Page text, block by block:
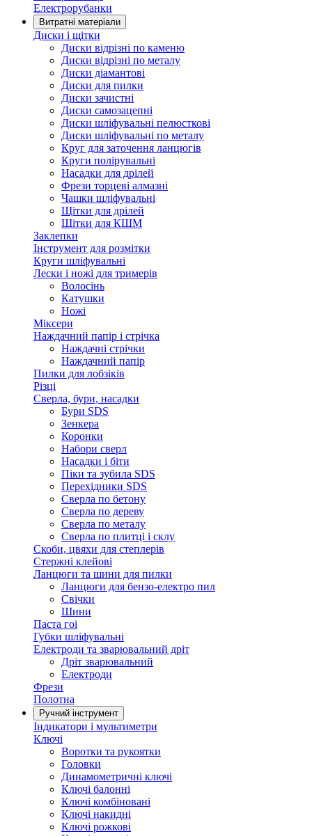
Електрорубанки
Витратні матеріали
Диски і щітки
Диски відрізні по каменю
Диски відрізні по металу
Диски діамантові
Диски для пилки
Диски зачистні
Диски самозацепні
Диски шліфувальні пелюсткові
Диски шліфувальні по металу
Круг для заточення ланцюгів
Круги полірувальні
Насадки для дрілей
Фрези торцеві алмазні
Чашки шліфувальні
Щітки для дрілей
Щітки для КШМ
Заклепки
Інструмент для розмітки
Круги шліфувальні
Лески і ножі для тримерів
Волосінь
Катушки
Ножі
Міксери
Наждачний папір і стрічка
Наждачні стрічки
Наждачний папір
Пилки для лобзіків
Різці
Сверла, бури, насадки
Бури SDS
Зенкера
Коронки
Набори сверл
Насадки і біти
Піки та зубила SDS
Перехідники SDS
Сверла по бетону
Сверла по дереву
Сверла по металу
Сверла по плитці і склу
Скоби, цвяхи для степлерів
Стержні клейові
Ланцюги та шини для пилки
Ланцюги для бензо-електро пил
Свічки
Шини
Паста гоі
Губки шліфувальні
Електроди та зварювальний дріт
Дріт зварювальний
Електроди
Фрези
Полотна
Ручний інструмент
Індикатори і мультиметри
Ключі
Воротки та рукоятки
Головки
Динамометричні ключі
Ключі балонні
Ключі комбіновані
Ключі накидні
Ключі рожкові